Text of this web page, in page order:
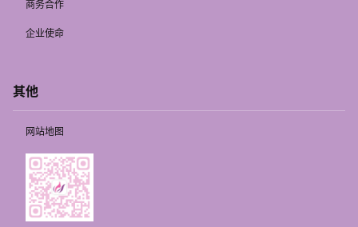
商务合作
企业使命
其他
网站地图